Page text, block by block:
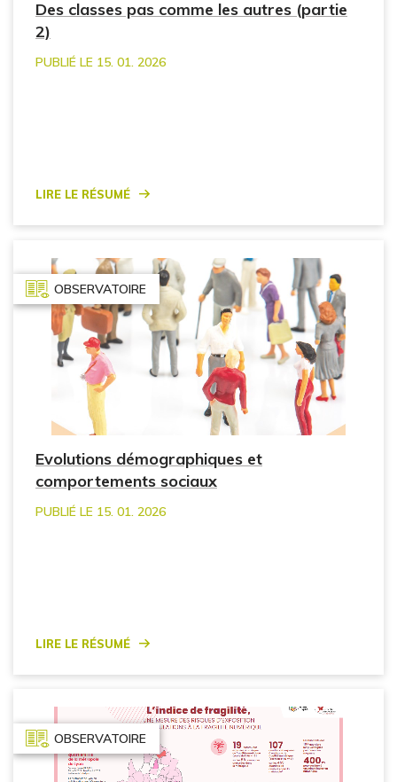
Des classes pas comme les autres (partie
2)
PUBLIÉ LE 15. 01. 2026
Lire le résumé
OBSERVATOIRE
Evolutions démographiques et
comportements sociaux
PUBLIÉ LE 15. 01. 2026
Lire le résumé
OBSERVATOIRE